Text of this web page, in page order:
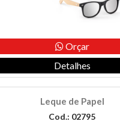
Orçar
Detalhes
Leque de Papel
Cod.: 02795